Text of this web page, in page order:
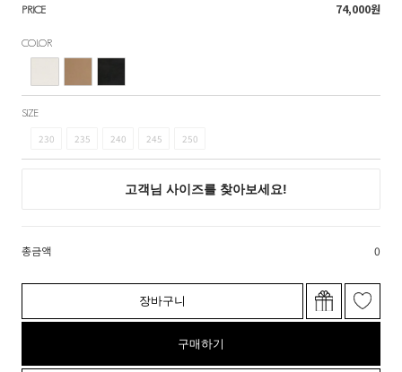
PRICE 74,000원
COLOR
SIZE
230 235 240 245 250
총금액 0
장바구니
구매하기